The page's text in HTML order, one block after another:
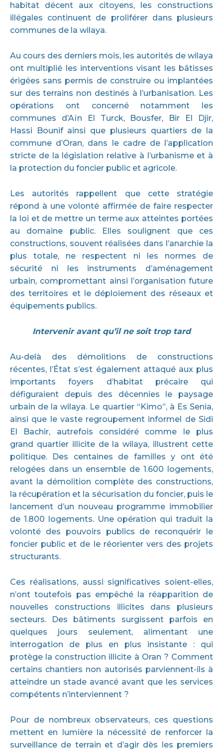
habitat décent aux citoyens, les constructions
illégales continuent de proliférer dans plusieurs
communes de la wilaya.
Au cours des derniers mois, les autorités de wilaya
ont multiplié les interventions visant les bâtisses
érigées sans permis de construire ou implantées
sur des terrains non destinés à l’urbanisation. Les
opérations ont concerné notamment les
communes d’Aïn El Turck, Bousfer, Bir El Djir,
Hassi Bounif ainsi que plusieurs quartiers de la
commune d’Oran, dans le cadre de l’application
stricte de la législation relative à l’urbanisme et à
la protection du foncier public et agricole.
Les autorités rappellent que cette stratégie
répond à une volonté affirmée de faire respecter
la loi et de mettre un terme aux atteintes portées
au domaine public. Elles soulignent que ces
constructions, souvent réalisées dans l’anarchie la
plus totale, ne respectent ni les normes de
sécurité ni les instruments d’aménagement
urbain, compromettant ainsi l’organisation future
des territoires et le déploiement des réseaux et
équipements publics.
Intervenir avant qu’il ne soit trop tard
Au-delà des démolitions de constructions
récentes, l’État s’est également attaqué aux plus
importants foyers d’habitat précaire qui
défiguraient depuis des décennies le paysage
urbain de la wilaya. Le quartier “Kimo”, à Es Senia,
ainsi que le vaste regroupement informel de Sidi
El Bachir, autrefois considéré comme le plus
grand quartier illicite de la wilaya, illustrent cette
politique. Des centaines de familles y ont été
relogées dans un ensemble de 1.600 logements,
avant la démolition complète des constructions,
la récupération et la sécurisation du foncier, puis le
lancement d’un nouveau programme immobilier
de 1.800 logements. Une opération qui traduit la
volonté des pouvoirs publics de reconquérir le
foncier public et de le réorienter vers des projets
structurants.
Ces réalisations, aussi significatives soient-elles,
n’ont toutefois pas empêché la réapparition de
nouvelles constructions illicites dans plusieurs
secteurs. Des bâtiments surgissent parfois en
quelques jours seulement, alimentant une
interrogation de plus en plus insistante : qui
protège la construction illicite à Oran ? Comment
certains chantiers non autorisés parviennent-ils à
atteindre un stade avancé avant que les services
compétents n’interviennent ?
Pour de nombreux observateurs, ces questions
mettent en lumière la nécessité de renforcer la
surveillance de terrain et d’agir dès les premiers